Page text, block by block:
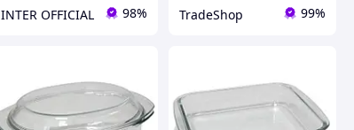
INTER OFFICIAL 98% TradeShop 99%